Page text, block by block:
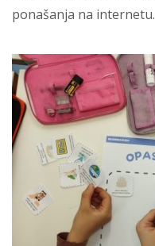
ponašanja na internetu.